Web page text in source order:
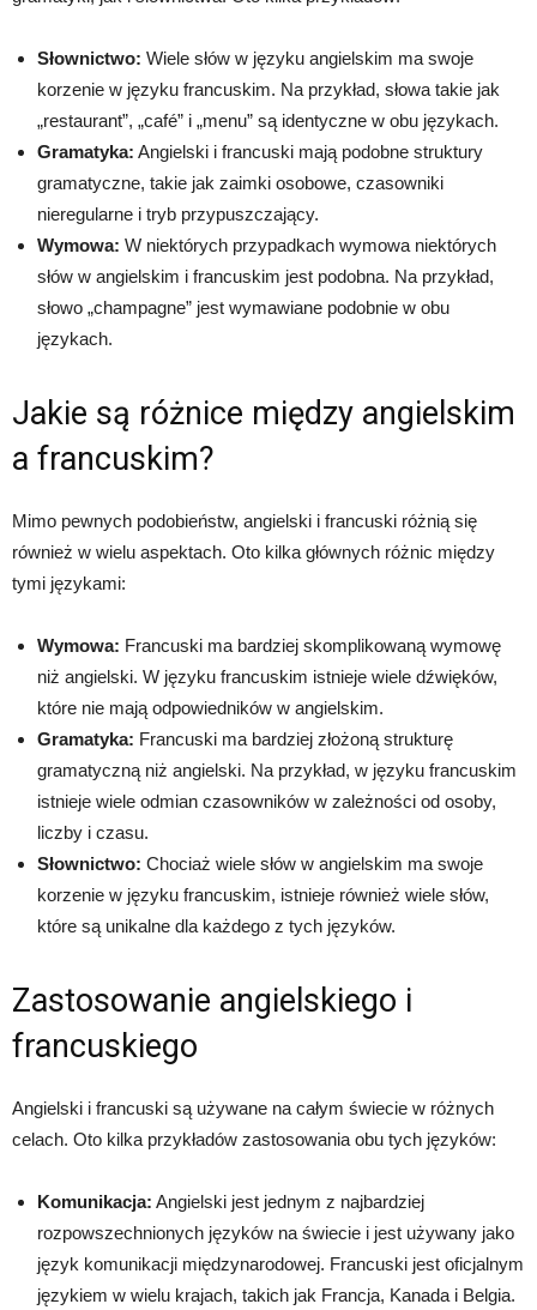
Słownictwo: Wiele słów w języku angielskim ma swoje
korzenie w języku francuskim. Na przykład, słowa takie jak
„restaurant”, „café” i „menu” są identyczne w obu językach.
Gramatyka: Angielski i francuski mają podobne struktury
gramatyczne, takie jak zaimki osobowe, czasowniki
nieregularne i tryb przypuszczający.
Wymowa: W niektórych przypadkach wymowa niektórych
słów w angielskim i francuskim jest podobna. Na przykład,
słowo „champagne” jest wymawiane podobnie w obu
językach.
Jakie są różnice między angielskim
a francuskim?
Mimo pewnych podobieństw, angielski i francuski różnią się
również w wielu aspektach. Oto kilka głównych różnic między
tymi językami:
Wymowa: Francuski ma bardziej skomplikowaną wymowę
niż angielski. W języku francuskim istnieje wiele dźwięków,
które nie mają odpowiedników w angielskim.
Gramatyka: Francuski ma bardziej złożoną strukturę
gramatyczną niż angielski. Na przykład, w języku francuskim
istnieje wiele odmian czasowników w zależności od osoby,
liczby i czasu.
Słownictwo: Chociaż wiele słów w angielskim ma swoje
korzenie w języku francuskim, istnieje również wiele słów,
które są unikalne dla każdego z tych języków.
Zastosowanie angielskiego i
francuskiego
Angielski i francuski są używane na całym świecie w różnych
celach. Oto kilka przykładów zastosowania obu tych języków:
Komunikacja: Angielski jest jednym z najbardziej
rozpowszechnionych języków na świecie i jest używany jako
język komunikacji międzynarodowej. Francuski jest oficjalnym
językiem w wielu krajach, takich jak Francja, Kanada i Belgia.